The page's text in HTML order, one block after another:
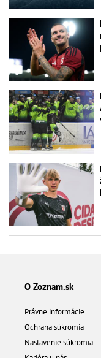
O Zoznam.sk
Právne informácie
Ochrana súkromia
Nastavenie súkromia